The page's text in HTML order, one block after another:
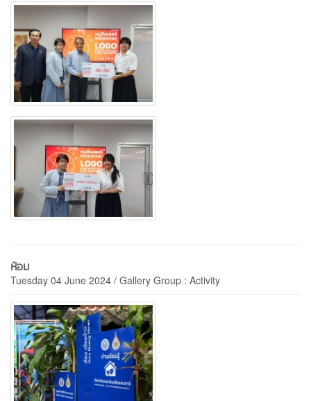
ห้อม
Tuesday 04 June 2024 / Gallery Group : Activity